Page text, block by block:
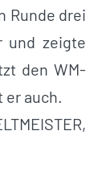
Runde drei
und zeigte
den WM-
auch.